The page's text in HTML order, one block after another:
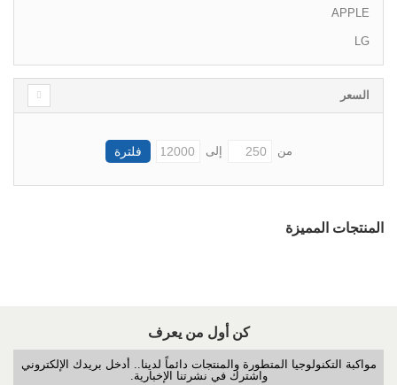
APPLE
LG
السعر
من إلى
المنتجات المميزة
كن أول من يعرف
مواكبة التكنولوجيا المتطورة والمنتجات دائماً لدينا.. أدخل بريدك الإلكتروني
واشترك في نشرتنا الإخبارية.